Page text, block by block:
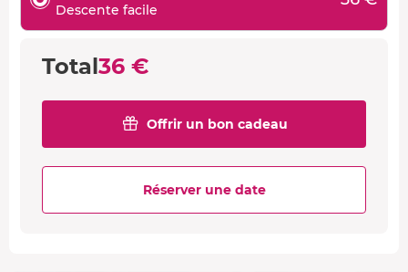
Descente facile
Total36 €
Offrir un bon cadeau
Réserver une date